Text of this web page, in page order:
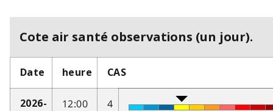
Cote air santé observations (un jour).
Date heure CAS
2026-
12:00
4